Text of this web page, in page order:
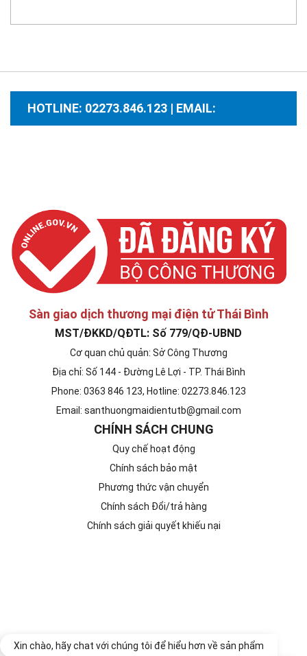
HOTLINE: 02273.846.123 | EMAIL:
Sàn giao dịch thương mại điện tử Thái Bình
MST/ĐKKD/QĐTL: Số 779/QĐ-UBND
Cơ quan chủ quản: Sở Công Thương
Địa chỉ: Số 144 - Đường Lê Lợi - TP. Thái Bình
Phone: 0363 846 123, Hotline: 02273.846.123
Email: santhuongmaidientutb@gmail.com
CHÍNH SÁCH CHUNG
Quy chế hoạt động
Chính sách bảo mật
Phương thức vận chuyển
Chính sách Đổi/trả hàng
Chính sách giải quyết khiếu nại
Xin chào, hãy chat với chúng tôi để hiểu hơn về sản phẩm